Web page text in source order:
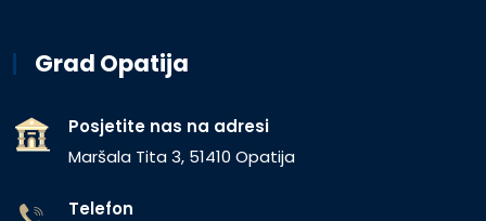
Grad Opatija
Posjetite nas na adresi
Maršala Tita 3, 51410 Opatija
Telefon